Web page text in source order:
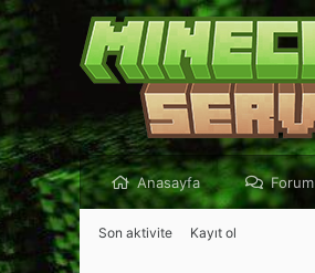
Anasayfa Forum
Son aktivite Kayıt ol